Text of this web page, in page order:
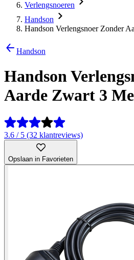
Verlengsnoeren
Handson
Handson Verlengsnoer Zonder
Handson
Handson
Aarde Zwart 3
3.6 / 5 (32 klantreviews)
Opslaan in Favorieten